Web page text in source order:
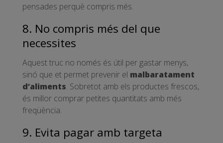
pensades perquè compris més.
8. No compris més del que
necessites
Aquest truc no només és útil per gastar menys,
sinó que et permet prevenir el malbaratament
d’aliments. Sobretot amb els productes frescos,
és millor comprar petites quantitats amb més
freqüència.
9. Evita pagar amb targeta